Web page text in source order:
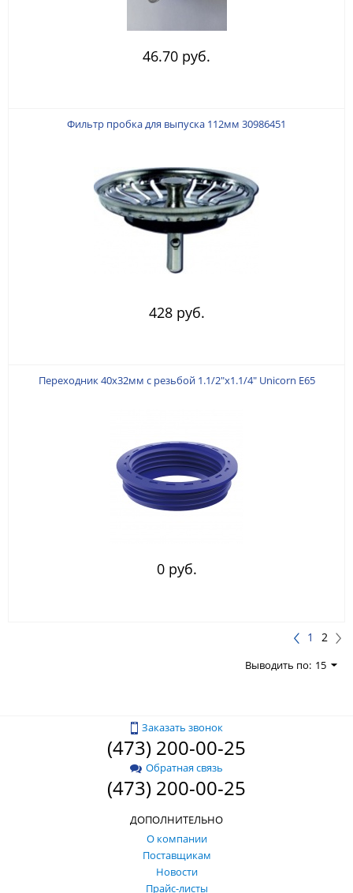
46.70 руб.
Фильтр пробка для выпуска 112мм 30986451
428 руб.
Переходник 40х32мм с резьбой 1.1/2"х1.1/4" Unicorn E65
0 руб.
1 2
Выводить по: 15
Заказать звонок
(473) 200-00-25
Обратная связь
(473) 200-00-25
ДОПОЛНИТЕЛЬНО
О компании
Поставщикам
Новости
Прайс-листы